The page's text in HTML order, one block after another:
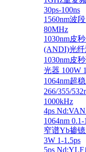
30ps-100ns
1560nm波
80MHz
1030nm皮
(ANDI)光纤
1030nm皮
光器 100W
1064nm超
266/355/
1000kHz
4ps
1064nm
窄谱Yb掺
3W 1-1.5ps
5ps